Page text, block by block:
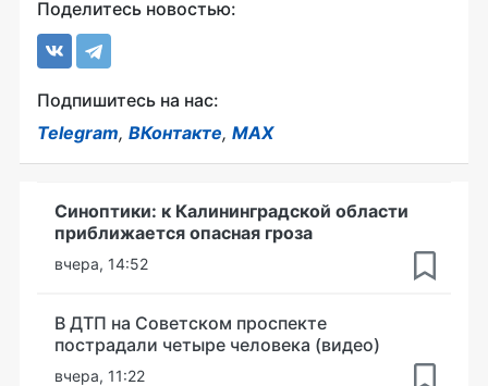
Поделитесь новостью:
Подпишитесь на нас:
Telegram, ВКонтакте, MAX
Синоптики: к Калининградской области
приближается опасная гроза
вчера, 14:52
В ДТП на Советском проспекте
пострадали четыре человека (видео)
вчера, 11:22